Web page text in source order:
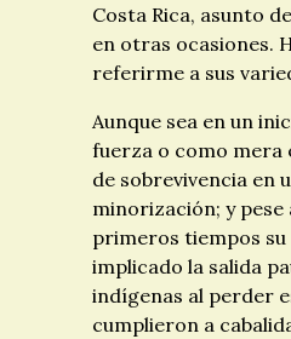
Costa Rica, asunto
en otras ocasiones.
referirme a sus
Aunque sea en un
fuerza o como
de sobrevivencia en
minorización; y pese
primeros tiempos su
implicado la salida
indígenas al perder
cumplieron a